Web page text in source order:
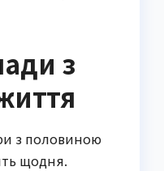
з
з половиною
щодня.